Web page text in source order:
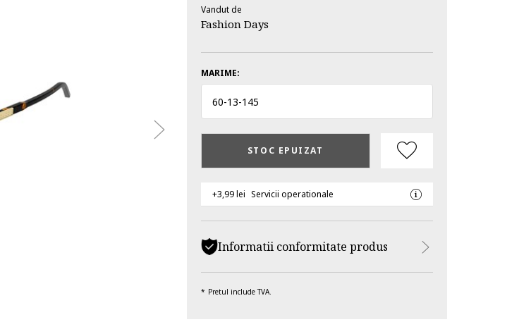
Vandut de
Fashion Days
MARIME:
60-13-145
STOC EPUIZAT
+3,99 lei Servicii operationale
Informatii conformitate produs
Pretul include TVA.